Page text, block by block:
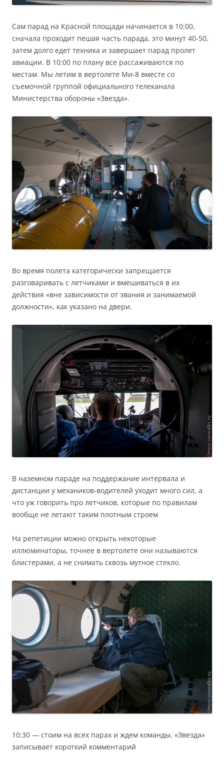
Сам парад на Красной площади начинается в 10:00,
сначала проходит пешая часть парада, это минут 40-50,
затем долго едет техника и завершает парад пролет
авиации. В 10:00 по плану все рассаживаются по
местам. Мы летим в вертолете Ми-8 вместе со
съемочной группой официального телеканала
Министерства обороны «Звезда».
Во время полета категорически запрещается
разговаривать с летчиками и вмешиваться в их
действия «вне зависимости от звания и занимаемой
должности», как указано на двери.
В наземном параде на поддержание интервала и
дистанции у механиков-водителей уходит много сил, а
что уж говорить про летчиков, которые по правилам
вообще не летают таким плотным строем
На репетиции можно открыть некоторые
иллюминаторы, точнее в вертолете они называются
блистерами, а не снимать сквозь мутное стекло.
10:30 — стоим на всех парах и ждем команды, «Звезда»
записывает короткий комментарий